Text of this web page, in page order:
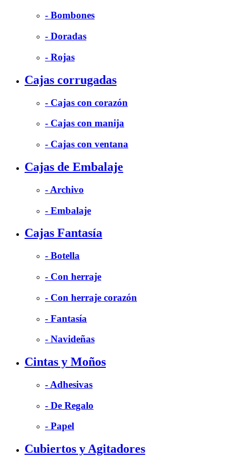
- Bombones
- Doradas
- Rojas
Cajas corrugadas
- Cajas con corazón
- Cajas con manija
- Cajas con ventana
Cajas de Embalaje
- Archivo
- Embalaje
Cajas Fantasía
- Botella
- Con herraje
- Con herraje corazón
- Fantasía
- Navideñas
Cintas y Moños
- Adhesivas
- De Regalo
- Papel
Cubiertos y Agitadores